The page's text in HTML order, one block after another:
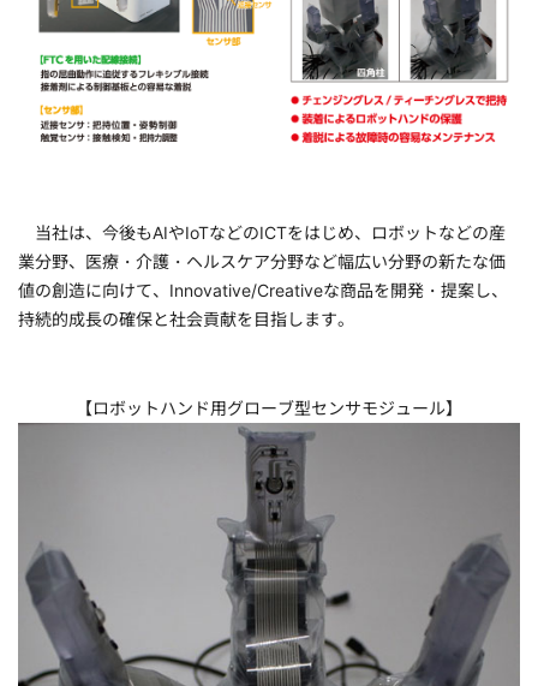
当社は、今後もAIやIoTなどのICTをはじめ、ロボットなどの産
業分野、医療・介護・ヘルスケア分野など幅広い分野の新たな価
値の創造に向けて、Innovative/Creativeな商品を開発・提案し、
持続的成長の確保と社会貢献を目指します。
【ロボットハンド用グローブ型センサモジュール】